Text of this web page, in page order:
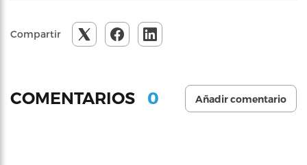
Compartir
COMENTARIOS 0 Añadir comentario